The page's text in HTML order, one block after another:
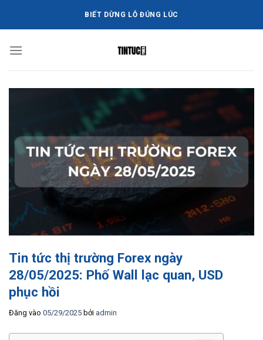
dung
BIẾT DỪNG LỖ ĐÚNG LÚC
Tin tức thị trường Forex ngày
28/05/2025: Phố Wall lạc quan, USD
phục hồi
Đăng vào 05/29/2025 bởi admin